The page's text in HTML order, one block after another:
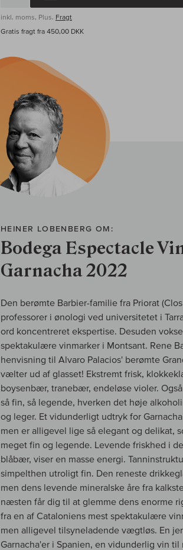
inkl. moms, Plus. Fragt
Gratis fragt fra 450,00 DKK
HEINER LOBENBERG OM:
Bodega Espectacle
Garnacha 2022
Den berømte Barbier-familie fra Priorat
professorer i ønologi ved universitetet i
ord koncentreret ekspertise. Desuden
spektakulære vinmarker i Montsant. Rene
henvisning til Alvaro Palacios' berømte
vælter ud af glasset! Ekstremt frisk,
boysenbær, tranebær, endeløse violer.
så fin, så legende, hverken det høje
og leger. Et vidunderligt udtryk for
men er alligevel lige så elegant og delikat,
meget fin og legende. Levende friskhed i
blåbær, viser en masse energi.
simpelthen utroligt fin. Den reneste
men dens levende mineralske åre fra
næsten får dig til at glemme dens enorme
fra en af Cataloniens mest spektakulære
men alligevel tilsyneladende vægtløs. En
Garnacha'er i Spanien, en vidunderlig vin til